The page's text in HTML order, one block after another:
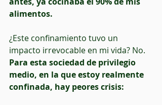
alimentos.
¿Este confinamiento tuvo un
impacto irrevocable en mi vida? No.
Para esta sociedad de privilegio
medio, en la que estoy realmente
confinada, hay peores crisis: